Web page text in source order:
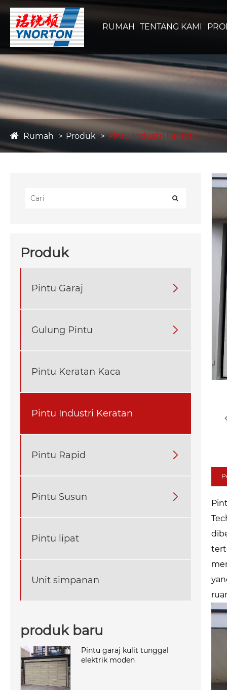
RUMAH TENTANG KAMI
Rumah Produk Pintu Industri Keratan
Produk
Pintu Garaj 
Gulung Pintu 
Pintu Keratan Kaca
Pintu Industri Keratan
Pintu Rapid 
Pintu Susun 
Pintu lipat
Unit simpanan
produk baru
Pintu garaj kulit tunggal
elektrik moden